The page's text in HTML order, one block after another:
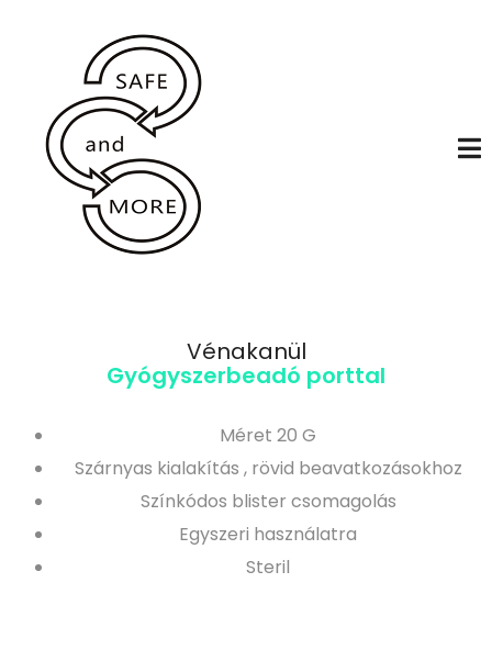
Vénakanül
Gyógyszerbeadó porttal
Méret 20 G
Szárnyas kialakítás , rövid beavatkozásokhoz
Színkódos blister csomagolás
Egyszeri használatra
Steril